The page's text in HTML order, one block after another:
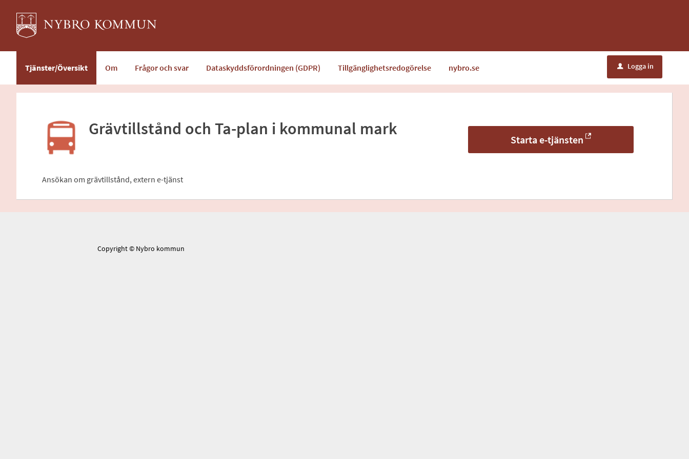
tjänster
kommun
Tjänster/Översikt Om Frågor och svar Dataskyddsförordningen (GDPR) Tillgänglighetsredogörelse nybro.se u Logga in
Grävtillstånd och Ta-plan i kommunal mark
Ansökan om grävtillstånd, extern e-tjänst
Starta e-tjänsten
Copyright © Nybro kommun